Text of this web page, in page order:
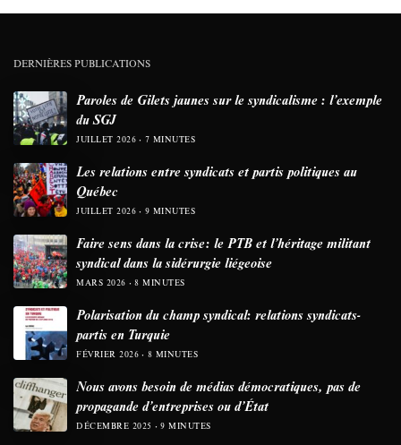
DERNIÈRES PUBLICATIONS
Paroles de Gilets jaunes sur le syndicalisme : l’exemple
du SGJ
JUILLET 2026 7 MINUTES
Les relations entre syndicats et partis politiques au
Québec
JUILLET 2026 9 MINUTES
Faire sens dans la crise: le PTB et l’héritage militant
syndical dans la sidérurgie liégeoise
MARS 2026 8 MINUTES
Polarisation du champ syndical: relations syndicats-
partis en Turquie
FÉVRIER 2026 8 MINUTES
Nous avons besoin de médias démocratiques, pas de
propagande d’entreprises ou d’État
DÉCEMBRE 2025 9 MINUTES